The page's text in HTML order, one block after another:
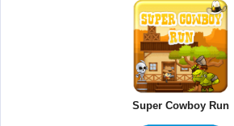
Super Cowboy Run